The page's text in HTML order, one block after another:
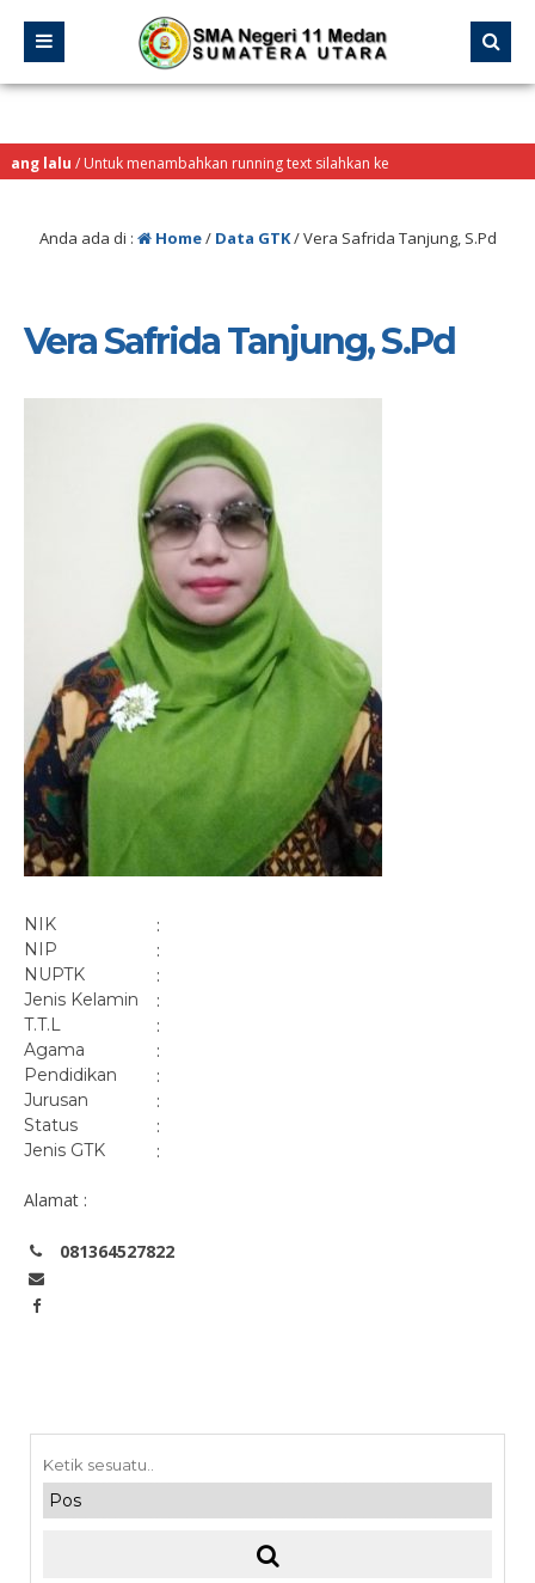
lalu/ Untuk menambahkan running text silahkan ke
Sekilas Info
Anda ada di : Home/ Data GTK/Vera Safrida Tanjung, S.Pd
Vera Safrida Tanjung, S.Pd
NIK :
NIP :
NUPTK :
Jenis Kelamin :
T.T.L :
Agama :
Pendidikan :
Jurusan :
Status :
Jenis GTK :
Alamat :
081364527822